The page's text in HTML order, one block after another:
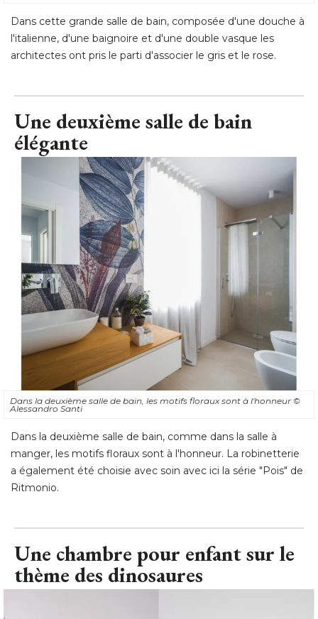
Dans cette grande salle de bain, composée d'une douche à
l'italienne, d'une baignoire et d'une double vasque les
architectes ont pris le parti d'associer le gris et le rose.
Une deuxième salle de bain
élégante
Dans la deuxième salle de bain, les motifs floraux sont à l'honneur ©
Alessandro Santi
Dans la deuxième salle de bain, comme dans la salle à
manger, les motifs floraux sont à l'honneur. La robinetterie
a également été choisie avec soin avec ici la série "Pois" de
Ritmonio.
Une chambre pour enfant sur le
thème des dinosaures